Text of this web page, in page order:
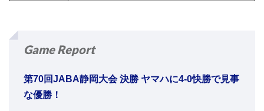
Game Report
第70回JABA静岡大会 決勝 ヤマハに4-0快勝で見事
な優勝！